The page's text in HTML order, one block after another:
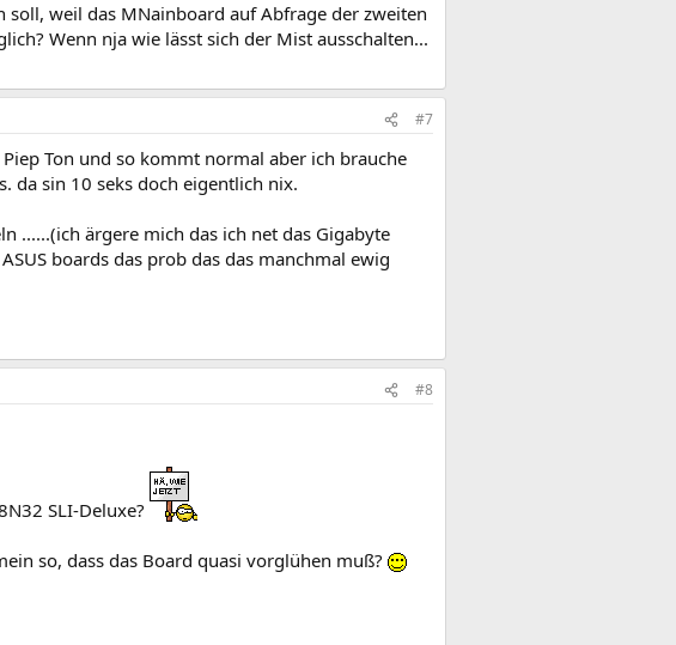
weil das MNainboard auf Abfrage der zweiten
Wenn nja wie lässt sich der Mist ausschalten...
#7
Ton und so kommt normal aber ich brauche
da sin 10 seks doch eigentlich nix.
......(ich ärgere mich das ich net das Gigabyte
boards das prob das das manchmal ewig
#8
SLI-Deluxe?
so, dass das Board quasi vorglühen muß?